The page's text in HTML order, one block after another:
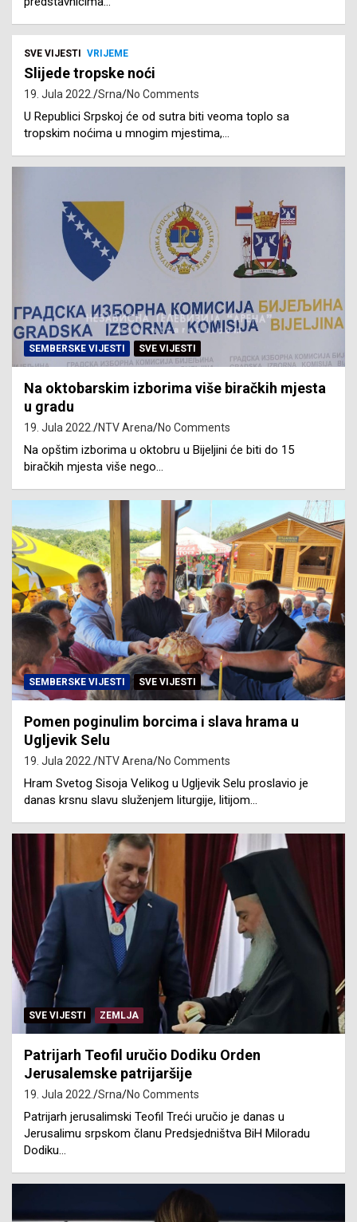
SVE VIJESTI VRIJEME
Slijede tropske noći
19. Jula 2022. Srna No Comments
U Republici Srpskoj će od sutra biti veoma toplo sa
tropskim noćima u mnogim mjestima,…
SEMBERSKE VIJESTI SVE VIJESTI
Na oktobarskim izborima više biračkih mjesta
u gradu
19. Jula 2022. NTV Arena No Comments
Na opštim izborima u oktobru u Bijeljini će biti do 15
biračkih mjesta više nego…
SEMBERSKE VIJESTI SVE VIJESTI
Pomen poginulim borcima i slava hrama u
Ugljevik Selu
19. Jula 2022. NTV Arena No Comments
Hram Svetog Sisoja Velikog u Ugljevik Selu proslavio je
danas krsnu slavu služenjem liturgije, litijom…
SVE VIJESTI ZEMLJA
Patrijarh Teofil uručio Dodiku Orden
Jerusalemske patrijaršije
19. Jula 2022. Srna No Comments
Patrijarh jerusalimski Teofil Treći uručio je danas u
Jerusalimu srpskom članu Predsjedništva BiH Miloradu
Dodiku…